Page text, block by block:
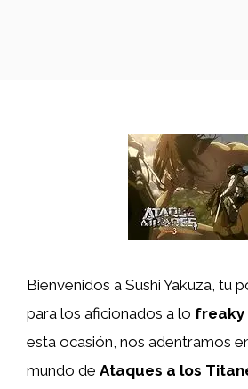
Bienvenidos a Sushi Yakuza, tu
para los aficionados a lo freaky
esta ocasión, nos adentramos
mundo de Ataques a los